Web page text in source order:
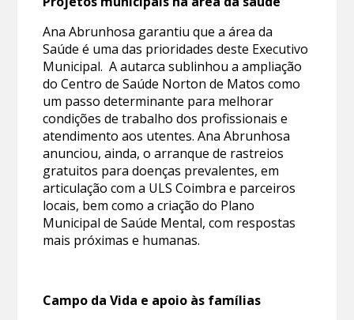
Ana Abrunhosa garantiu que a área da
Saúde é uma das prioridades deste Executivo
Municipal. A autarca sublinhou a ampliação
do Centro de Saúde Norton de Matos como
um passo determinante para melhorar
condições de trabalho dos profissionais e
atendimento aos utentes. Ana Abrunhosa
anunciou, ainda, o arranque de rastreios
gratuitos para doenças prevalentes, em
articulação com a ULS Coimbra e parceiros
locais, bem como a criação do Plano
Municipal de Saúde Mental, com respostas
mais próximas e humanas.
Campo da Vida e apoio às famílias